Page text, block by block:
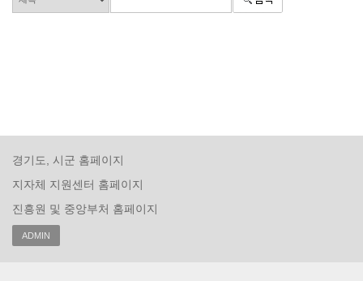
경기도, 시군 홈페이지
지자체 지원센터 홈페이지
진흥원 및 중앙부처 홈페이지
ADMIN